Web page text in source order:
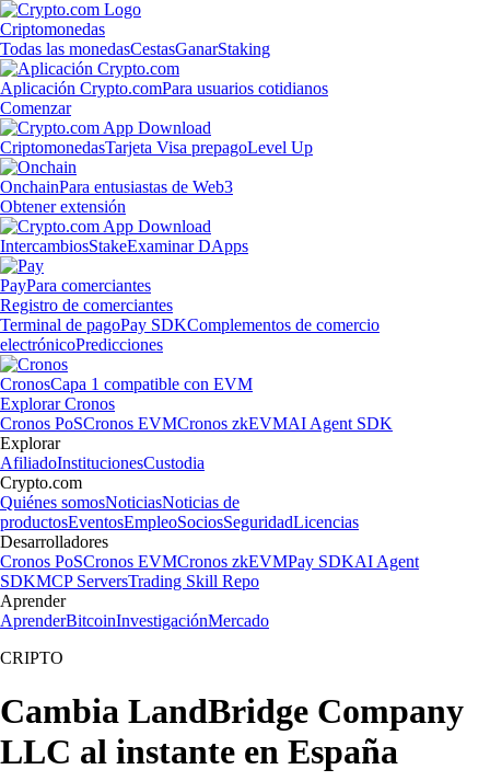
Criptomonedas
Todas las monedasCestasGanarStaking
Aplicación Crypto.comPara usuarios cotidianos
Comenzar
CriptomonedasTarjeta Visa prepagoLevel Up
OnchainPara entusiastas de Web3
Obtener extensión
IntercambiosStakeExaminar DApps
PayPara comerciantes
Registro de comerciantes
Terminal de pagoPay SDKComplementos de comercio
electrónicoPredicciones
CronosCapa 1 compatible con EVM
Explorar Cronos
Cronos PoSCronos EVMCronos zkEVMAI Agent SDK
Explorar
AfiliadoInstitucionesCustodia
Crypto.com
Quiénes somosNoticiasNoticias de
productosEventosEmpleoSociosSeguridadLicencias
Desarrolladores
Cronos PoSCronos EVMCronos zkEVMPay SDKAI Agent
SDKMCP ServersTrading Skill Repo
Aprender
AprenderBitcoinInvestigaciónMercado
CRIPTO
Cambia LandBridge Company
LLC al instante en España